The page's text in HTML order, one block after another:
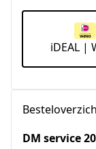
iDEAL |
DM service